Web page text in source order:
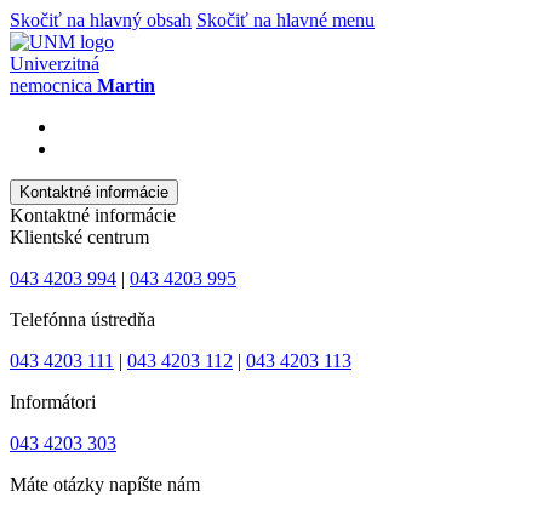
Skočiť na hlavný obsah Skočiť na hlavné menu
Univerzitná
nemocnica Martin
Kontaktné informácie
Kontaktné informácie
Klientské centrum
043 4203 994 | 043 4203 995
Telefónna ústredňa
043 4203 111 | 043 4203 112 | 043 4203 113
Informátori
043 4203 303
Máte otázky napíšte nám